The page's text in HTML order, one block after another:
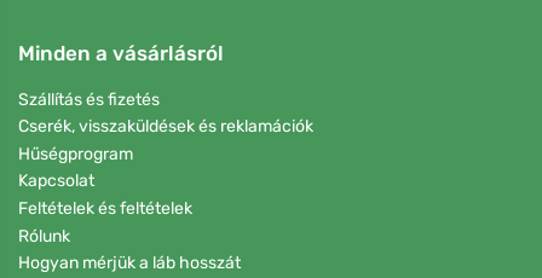
Minden a vásárlásról
Szállítás és fizetés
Cserék, visszaküldések és reklamációk
Hűségprogram
Kapcsolat
Feltételek és feltételek
Rólunk
Hogyan mérjük a láb hosszát